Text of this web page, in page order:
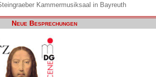
Kammermusiksaal in Bayreuth
Neue Besprechungen